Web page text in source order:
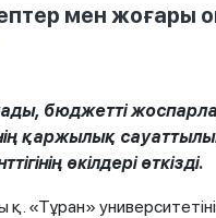
мен жоғары
бюджетті
қаржылық
өкілдері өткізді.
«Тұран»